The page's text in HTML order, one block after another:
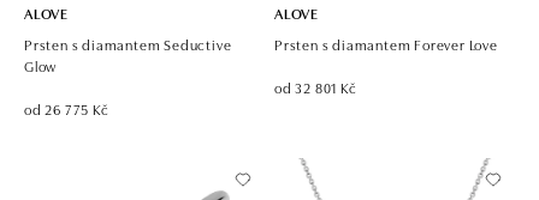
ALOVE
Prsten s diamantem Seductive
Glow
od 26 775 Kč
ALOVE
Prsten s diamantem Forever Love
od 32 801 Kč